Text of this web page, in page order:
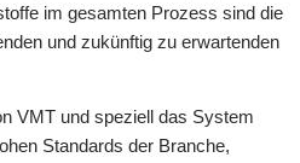
im gesamten Prozess sind die
und zukünftig zu erwartenden
VMT und speziell das System
Standards der Branche,